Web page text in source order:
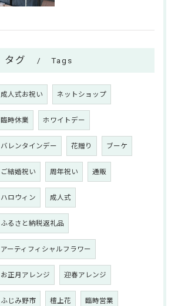
タグ Tags
成人式お祝い ネットショップ
臨時休業 ホワイトデー
バレンタインデー 花贈り ブーケ
ご結婚祝い 周年祝い 通販
ハロウィン 成人式
ふるさと納税返礼品
アーティフィシャルフラワー
お正月アレンジ 迎春アレンジ
ふじみ野市 檀上花 臨時営業